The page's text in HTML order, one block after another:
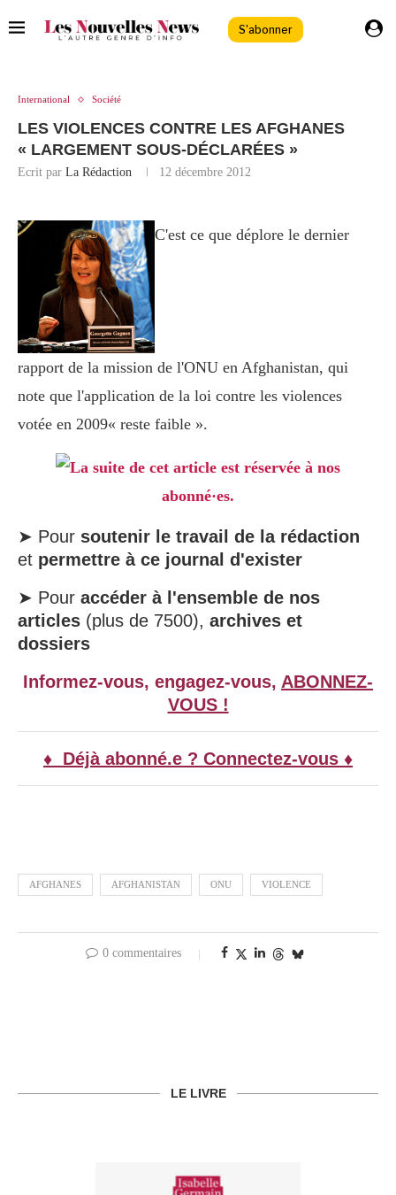
S'abonner
International Société
LES VIOLENCES CONTRE LES AFGHANES
« LARGEMENT SOUS-DÉCLARÉES »
Ecrit par La Rédaction 12 décembre 2012
C'est ce que déplore le dernier
rapport de la mission de l'ONU en Afghanistan, qui
note que l'application de la loi contre les violences
votée en 2009« reste faible ».
La suite de cet article est réservée à nos
abonné·es.
➤ Pour soutenir le travail de la rédaction
et permettre à ce journal d'exister
➤ Pour accéder à l'ensemble de nos
articles (plus de 7500), archives et
dossiers
Informez-vous, engagez-vous, ABONNEZ-
VOUS !
♦ Déjà abonné.e ? Connectez-vous ♦
AFGHANES AFGHANISTAN ONU VIOLENCE
0 commentaires
LE LIVRE